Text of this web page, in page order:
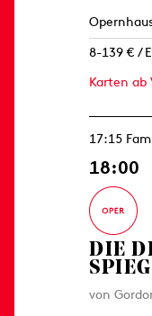
8-139 € / E
Karten ab
17:15
18:00
DIE
von